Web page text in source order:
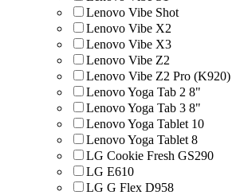
Lenovo Vibe Shot
Lenovo Vibe X2
Lenovo Vibe X3
Lenovo Vibe Z2
Lenovo Vibe Z2 Pro (K920)
Lenovo Yoga Tab 2 8"
Lenovo Yoga Tab 3 8"
Lenovo Yoga Tablet 10
Lenovo Yoga Tablet 8
LG Cookie Fresh GS290
LG E610
LG G Flex D958